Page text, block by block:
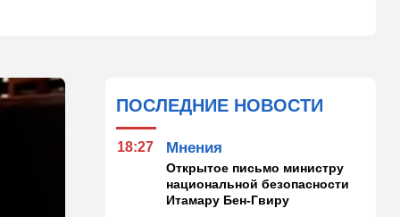
ПОСЛЕДНИЕ НОВОСТИ
18:27 Мнения
Открытое письмо министру
национальной безопасности
Итамару Бен-Гвиру